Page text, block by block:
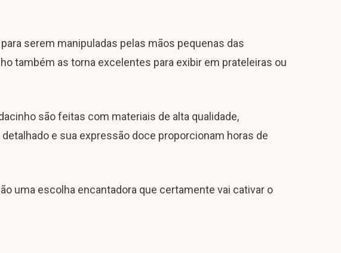
serem manipuladas pelas mãos pequenas das
também as torna excelentes para exibir em prateleiras ou
são feitas com materiais de alta qualidade,
e sua expressão doce proporcionam horas de
uma escolha encantadora que certamente vai cativar o